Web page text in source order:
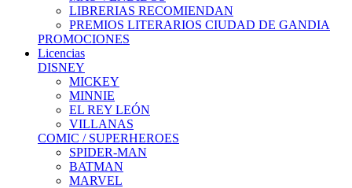
LIBRERIAS RECOMIENDAN
PREMIOS LITERARIOS CIUDAD DE GANDIA
PROMOCIONES
Licencias
DISNEY
MICKEY
MINNIE
EL REY LEÓN
VILLANAS
COMIC / SUPERHEROES
SPIDER-MAN
BATMAN
MARVEL